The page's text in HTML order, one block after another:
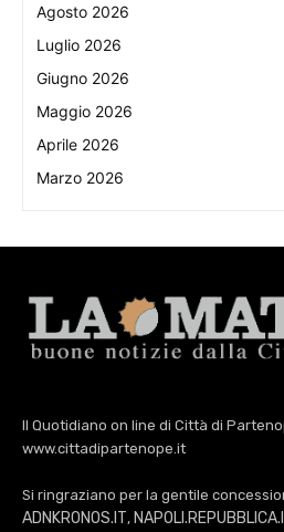
Agosto 2026
Luglio 2026
Giugno 2026
Maggio 2026
Aprile 2026
Marzo 2026
Il Quotidiano on line di Città di
www.cittadipartenope.it
Si ringraziano per la gentile
ADNKRONOS.IT,